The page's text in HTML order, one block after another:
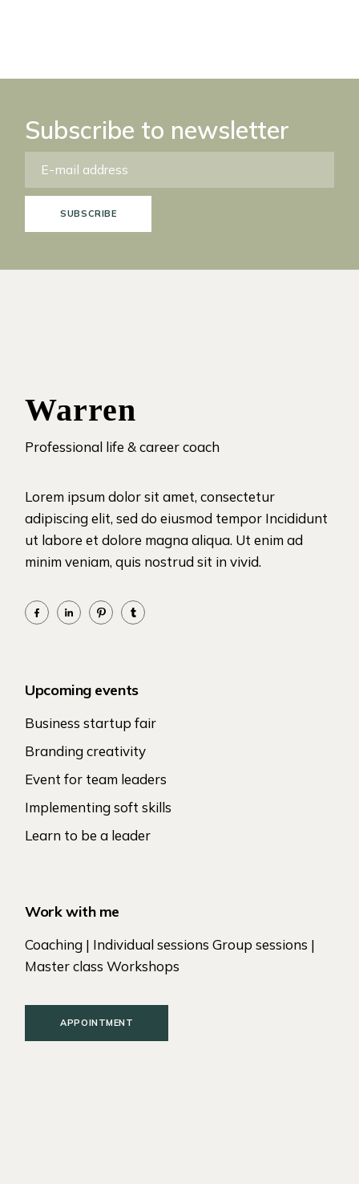
Subscribe to newsletter
SUBSCRIBE
Warren
Professional life & career coach
Lorem ipsum dolor sit amet, consectetur
adipiscing elit, sed do eiusmod tempor Incididunt
ut labore et dolore magna aliqua. Ut enim ad
minim veniam, quis nostrud sit in vivid.
Upcoming events
Business startup fair
Branding creativity
Event for team leaders
Implementing soft skills
Learn to be a leader
Work with me
Coaching | Individual sessions Group sessions |
Master class Workshops
APPOINTMENT